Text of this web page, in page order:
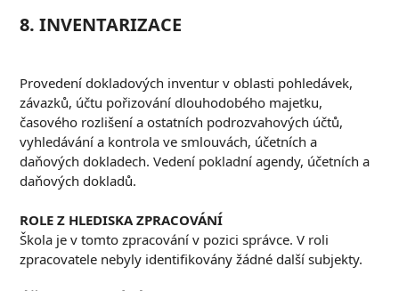
8. INVENTARIZACE
Provedení dokladových inventur v oblasti pohledávek,
závazků, účtu pořizování dlouhodobého majetku,
časového rozlišení a ostatních podrozvahových účtů,
vyhledávání a kontrola ve smlouvách, účetních a
daňových dokladech. Vedení pokladní agendy, účetních a
daňových dokladů.
ROLE Z HLEDISKA ZPRACOVÁNÍ
Škola je v tomto zpracování v pozici správce. V roli
zpracovatele nebyly identifikovány žádné další subjekty.